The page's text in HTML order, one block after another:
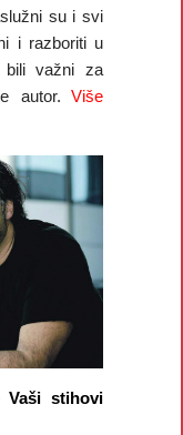
su i svi
i razboriti u
bili važni za
autor.
Više
Vaši stihovi